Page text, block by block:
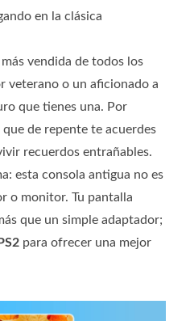
en la clásica
vendida de todos los
veterano o un aficionado a
que tienes una. Por
de repente te acuerdes
recuerdos entrañables.
esta consola antigua no es
o monitor. Tu pantalla
que un simple adaptador;
para ofrecer una mejor